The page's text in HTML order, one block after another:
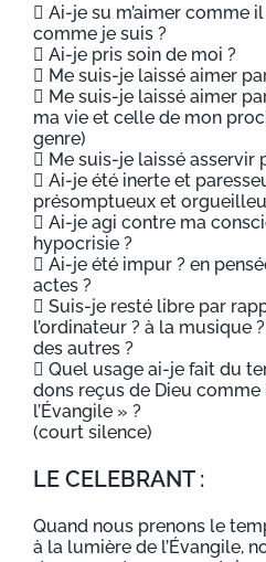
 Ai-je su m’aimer comme
comme je suis ?
 Ai-je pris soin de moi ?
 Me suis-je laissé aimer
 Me suis-je laissé aimer
ma vie et celle de mon
genre)
 Me suis-je laissé asservir
 Ai-je été inerte et
présomptueux et
 Ai-je agi contre ma
hypocrisie ?
 Ai-je été impur ? en
actes ?
 Suis-je resté libre par
l’ordinateur ? à la musique
des autres ?
 Quel usage ai-je fait du
dons reçus de Dieu
l’Évangile » ?
(court silence)
LE CELEBRANT :
Quand nous prenons le
à la lumière de l’Évangile,